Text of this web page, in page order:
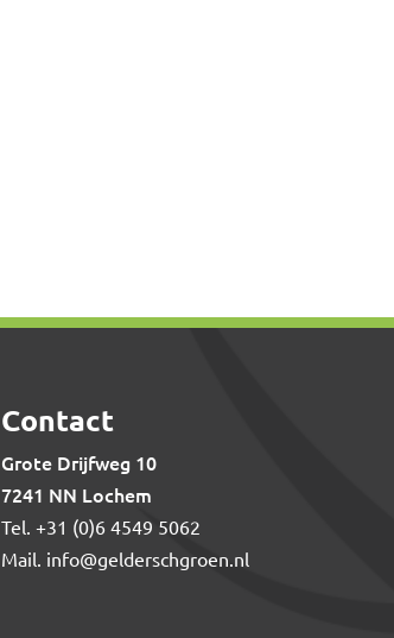
Contact
Grote Drijfweg 10
7241 NN Lochem
Tel.+31 (0)6 4549 5062
Mail. info@gelderschgroen.nl